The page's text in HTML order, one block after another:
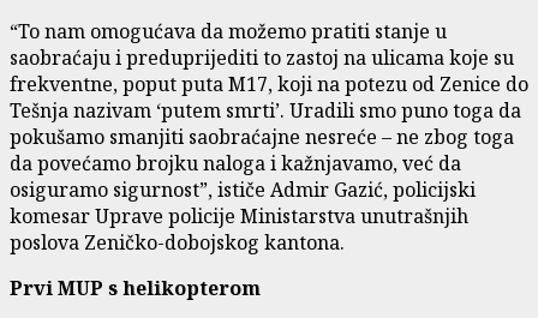
“To nam omogućava da možemo pratiti stanje u
saobraćaju i preduprijediti to zastoj na ulicama koje su
frekventne, poput puta M17, koji na potezu od Zenice do
Tešnja nazivam ‘putem smrti’. Uradili smo puno toga da
pokušamo smanjiti saobraćajne nesreće – ne zbog toga
da povećamo brojku naloga i kažnjavamo, već da
osiguramo sigurnost”, ističe Admir Gazić, policijski
komesar Uprave policije Ministarstva unutrašnjih
poslova Zeničko-dobojskog kantona.
Prvi MUP s helikopterom